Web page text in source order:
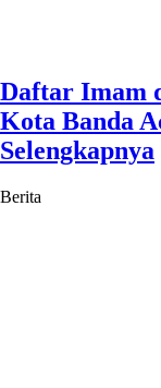
Daftar Imam
Kota Banda
Selengkapnya
Berita